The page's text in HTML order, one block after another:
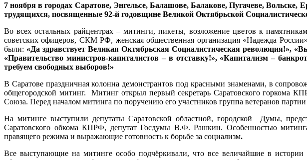
7 ноября в городах Саратове, Энгельсе, Балашове, Балакове, Пугачеве,
трудящихся, посвященные 92-й годовщине Великой Октябрьской
Во всех остальных райцентрах – митинги, пикеты, возложение цветов к
советских офицеров, СКМ РФ, женская общественная организация «Надежда
были: «Да здравствует Великая Октябрьская Социалистическая революция!»,
«Правительство министров-капиталистов – в отставку!», «Капитализм –
требуем свободных выборов!»
В Саратове праздничная колонна демонстрантов под красными знаменами, в
общегородской митинг. Митинг открыл первый секретарь Саратовского горкома
Союза. Перед началом митинга по поручению его участников группа ветеранов
На митинге выступили депутаты Саратовской областной, городской Думы,
Саратовского обкома КПРФ, депутат Госдумы В.Ф. Рашкин. Особенностью
правящего режима и выражающие готовность к борьбе за социализм.
Все выступающие на митинге особо подчёркивали, что все величайшие в истории